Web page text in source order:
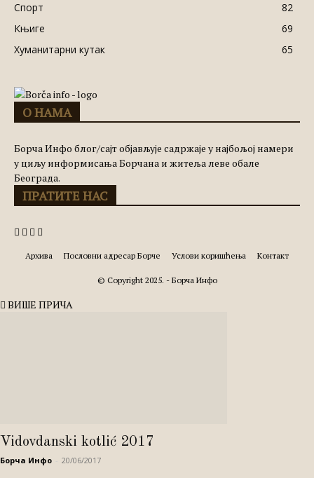
Спорт
82
Књиге
69
Хуманитарни кутак
65
О НАМА
Борча Инфо блог/сајт објављује садржаје у најбољој намери
у циљу информисања Борчана и житеља леве обале
Београда.
ПРАТИТЕ НАС
Архива Пословни адресар Борче Услови коришћења Контакт
© Copyright 2025. - Борча Инфо
ВИШЕ ПРИЧА
Vidovdanski kotlić 2017
Борча Инфо 20/06/2017